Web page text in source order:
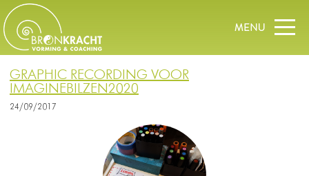
GRAPHIC RECORDING VOOR
IMAGINEBILZEN2020
24/09/2017